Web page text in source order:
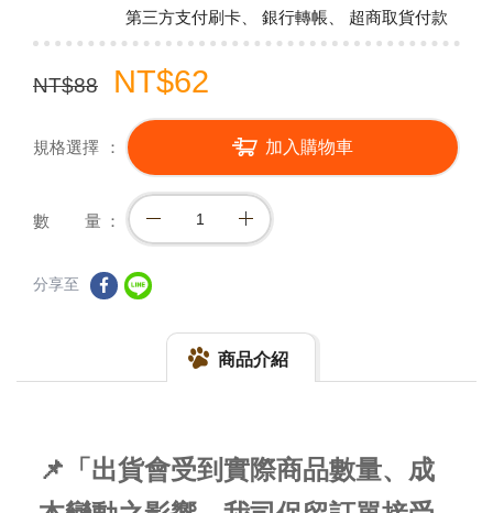
第三方支付刷卡、 銀行轉帳、 超商取貨付款
NT$88 NT$62
規格選擇 加入購物車
數 量
分享至
商品介紹
📌「出貨會受到實際商品數量、成